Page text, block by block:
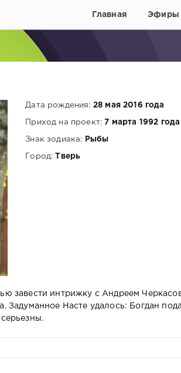
Главная Эфиры
Дата рождения: 28 мая 2016 года
Приход на проект: 7 марта 1992 года
Знак зодиака: Рыбы
Город:Тверь
завести интрижку с Андреем
Задуманное Насте удалось: Богдан